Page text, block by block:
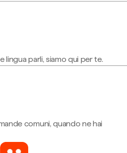
lingua parli, siamo qui per te.
comuni, quando ne hai